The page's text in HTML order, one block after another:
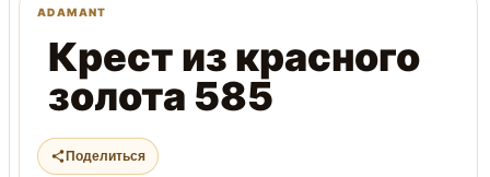
Крест из красного
золота 585
Поделиться